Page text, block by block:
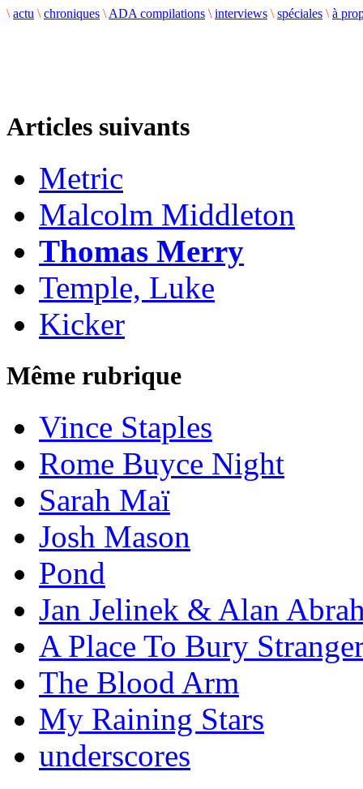
\ actu \ chroniques \ ADA compilations \ interviews \ spéciales \ à
Articles suivants
Metric
Malcolm Middleton
Thomas Merry
Temple, Luke
Kicker
Même rubrique
Vince Staples
Rome Buyce Night
Sarah Maï
Josh Mason
Pond
Jan Jelinek & Alan
A Place To Bury
The Blood Arm
My Raining Stars
underscores